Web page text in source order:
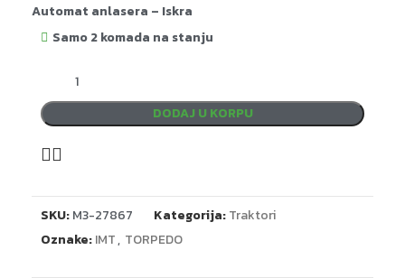
Automat anlasera – Iskra
Samo 2 komada na stanju
DODAJ U KORPU
SKU:M3-27867 Kategorija:Traktori
Oznake:IMT, TORPEDO